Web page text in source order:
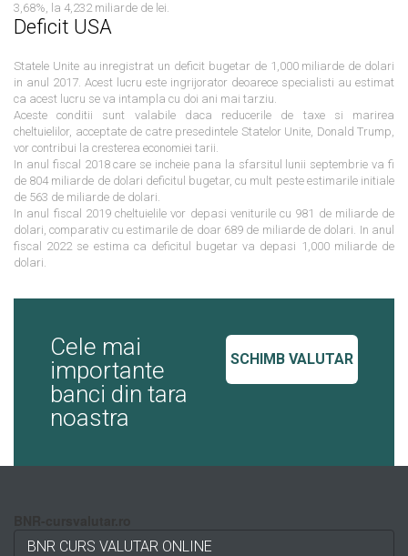
3,68%, la 4,232 miliarde de lei.
Deficit USA
Statele Unite au inregistrat un deficit bugetar de 1,000 miliarde de dolari
in anul 2017. Acest lucru este ingrijorator deoarece specialisti au estimat
ca acest lucru se va intampla cu doi ani mai tarziu.
Aceste conditii sunt valabile daca reducerile de taxe si marirea
cheltuielilor, acceptate de catre presedintele Statelor Unite, Donald Trump,
vor contribui la cresterea economiei tarii.
In anul fiscal 2018 care se incheie pana la sfarsitul lunii septembrie va fi
de 804 miliarde de dolari deficitul bugetar, cu mult peste estimarile initiale
de 563 de miliarde de dolari.
In anul fiscal 2019 cheltuielile vor depasi veniturile cu 981 de miliarde de
dolari, comparativ cu estimarile de doar 689 de miliarde de dolari. In anul
fiscal 2022 se estima ca deficitul bugetar va depasi 1,000 miliarde de
dolari.
SCHIMB VALUTAR
Cele mai
importante
banci din tara
noastra
BNR CURS VALUTAR ONLINE